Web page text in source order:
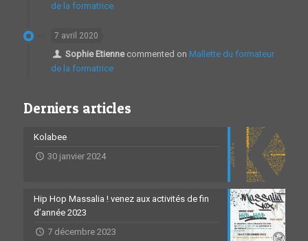
de la formatrice
7 avril 2020
Sophie Etiennecommented on Mallette du formateur
de la formatrice
Derniers articles
Kolabee
30 janvier 2024
Hip Hop Massalia ! venez aux activités de fin
d’année 2023
7 décembre 2023